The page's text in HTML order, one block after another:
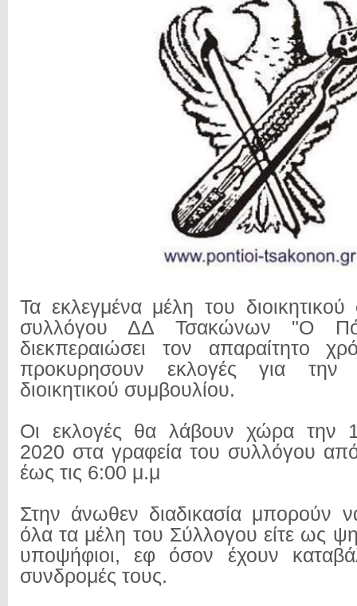
Τα εκλεγμένα μέλη του
συλλόγου ΔΔ Τσακώνων "Ο
διεκπεραιώσει τον απαραίτητο
προκυρησουν εκλογές για την
διοικητικού συμβουλίου.
Οι εκλογές θα λάβουν χώρα την
2020 στα γραφεία του συλλόγου
έως τις 6:00 μ.μ
Στην άνωθεν διαδικασία μπορούν
όλα τα μέλη του Σύλλογου είτε ως
υποψήφιοι, εφ όσον έχουν
συνδρομές τους.